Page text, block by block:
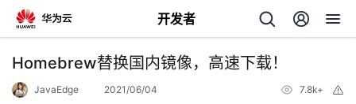
开发者
返
Homebrew替换国内镜像，高速下载！
JavaEdge 2021/06/04 7.8k+